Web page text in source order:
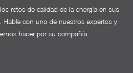
retos de calidad de la energía en sus
Hable con uno de nuestros expertos y
hacer por su compañía.